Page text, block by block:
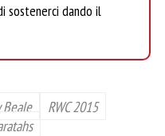
sostenerci dando il
RWC 2015